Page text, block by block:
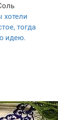
хотели
тогда
идею.